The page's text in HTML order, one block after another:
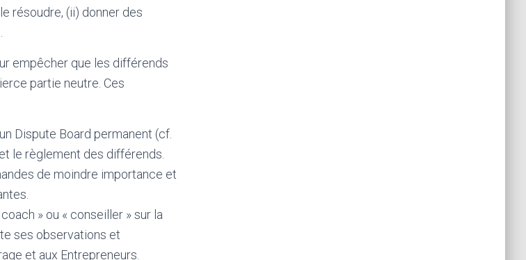
résoudre, (ii) donner des
empêcher que les différends
partie neutre. Ces
Dispute Board permanent (cf.
le règlement des différends.
de moindre importance et
» ou « conseiller » sur la
ses observations et
et aux Entrepreneurs.